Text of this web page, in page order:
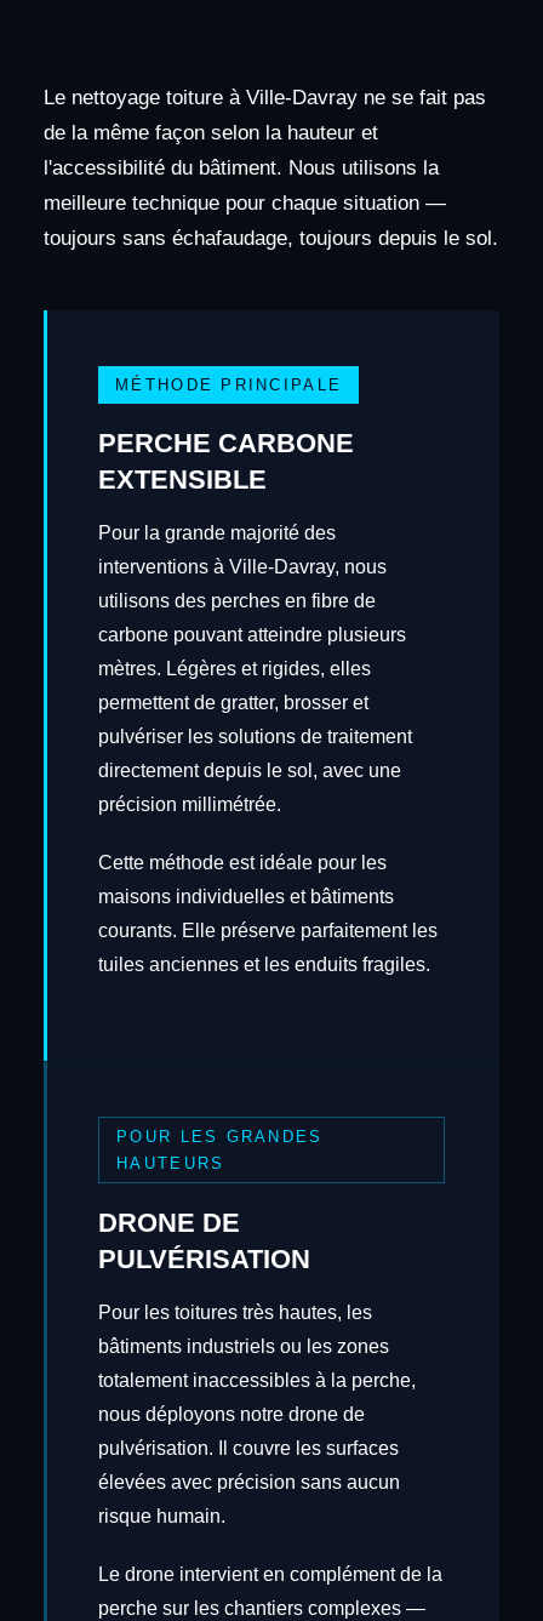
Le nettoyage toiture à Ville-Davray ne se fait pas
de la même façon selon la hauteur et
l'accessibilité du bâtiment. Nous utilisons la
meilleure technique pour chaque situation —
toujours sans échafaudage, toujours depuis le sol.
MÉTHODE PRINCIPALE
PERCHE CARBONE
EXTENSIBLE
Pour la grande majorité des
interventions à Ville-Davray, nous
utilisons des perches en fibre de
carbone pouvant atteindre plusieurs
mètres. Légères et rigides, elles
permettent de gratter, brosser et
pulvériser les solutions de traitement
directement depuis le sol, avec une
précision millimétrée.
Cette méthode est idéale pour les
maisons individuelles et bâtiments
courants. Elle préserve parfaitement les
tuiles anciennes et les enduits fragiles.
POUR LES GRANDES
HAUTEURS
DRONE DE
PULVÉRISATION
Pour les toitures très hautes, les
bâtiments industriels ou les zones
totalement inaccessibles à la perche,
nous déployons notre drone de
pulvérisation. Il couvre les surfaces
élevées avec précision sans aucun
risque humain.
Le drone intervient en complément de la
perche sur les chantiers complexes —